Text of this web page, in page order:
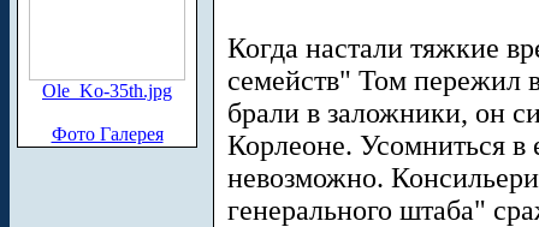
Ole_Ko-35th.jpg
Фото Галерея
Когда настали тяжкие
семейств" Том пережил
брали в заложники, он
Корлеоне. Усомниться в
невозможно.
генерального штаба"